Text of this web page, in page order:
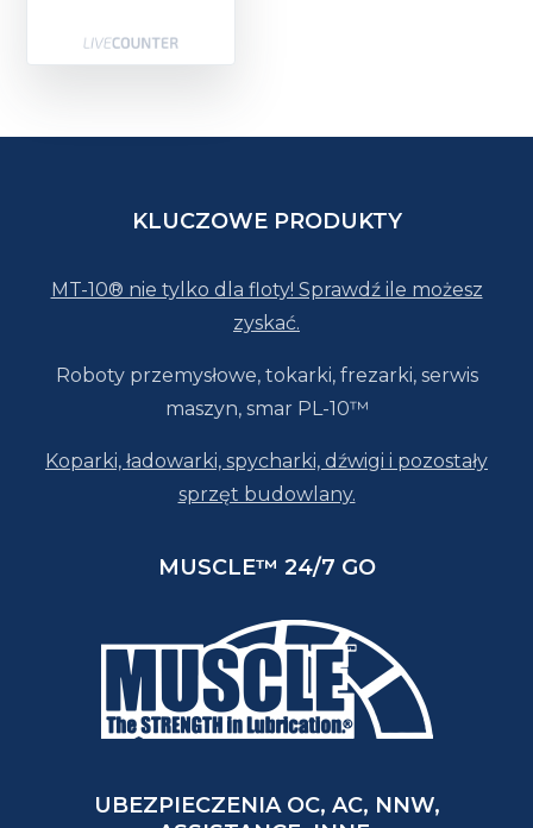
KLUCZOWE PRODUKTY
MT-10® nie tylko dla floty! Sprawdź ile możesz
zyskać.
Roboty przemysłowe, tokarki, frezarki, serwis
maszyn, smar PL-10™
Koparki, ładowarki, spycharki, dźwigi i pozostały
sprzęt budowlany.
MUSCLE™ 24/7 GO
UBEZPIECZENIA OC, AC, NNW,